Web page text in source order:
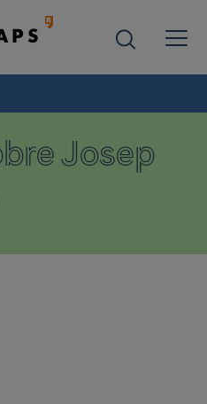
Josep